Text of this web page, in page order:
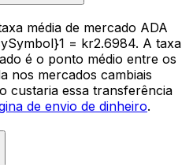
média de mercado ADA
= kr2.6984. A taxa
é o ponto médio entre os
nos mercados cambiais
custaria essa transferência
de envio de dinheiro.